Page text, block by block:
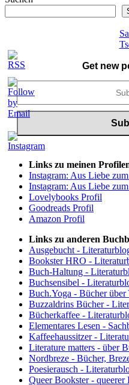
Get new
Links zu meinen
Instagram: Aus Liebe
Instagram: Aus Liebe
Lovelybooks Profil
Goodreads Profil
Amazon Profil
Links zu anderen
Ausgebucht -
Bookster HRO -
Buch-Haltung -
Buchsensibel -
Buch.Yoga - Bücher über
Buzzaldrins Bücher -
Bücherkaffee -
Elementares Lesen -
Kaffeehaussitzer -
Literature matters - über
Nordbreze - Bücher,
Poesierausch -
Queer Bookster - queerer